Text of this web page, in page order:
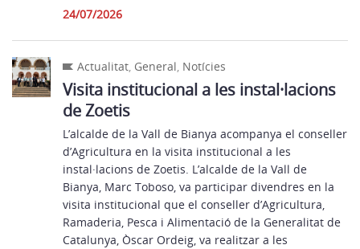
24/07/2026
Actualitat, General, Notícies
Visita institucional a les instal·lacions
de Zoetis
L’alcalde de la Vall de Bianya acompanya el conseller
d’Agricultura en la visita institucional a les
instal·lacions de Zoetis. L’alcalde de la Vall de
Bianya, Marc Toboso, va participar divendres en la
visita institucional que el conseller d’Agricultura,
Ramaderia, Pesca i Alimentació de la Generalitat de
Catalunya, Òscar Ordeig, va realitzar a les